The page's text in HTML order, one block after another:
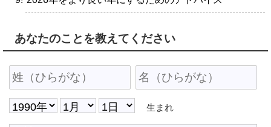
あなたのことを教えてください
生まれ